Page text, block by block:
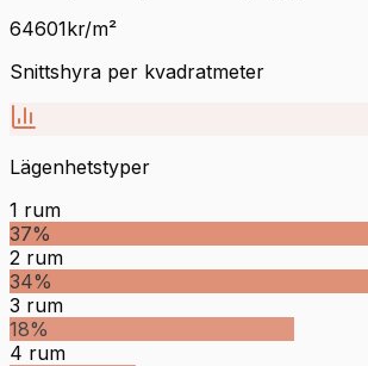
64601kr/m²
Snittshyra per kvadratmeter
Lägenhetstyper
1 rum
37%
2 rum
34%
3 rum
18%
4 rum